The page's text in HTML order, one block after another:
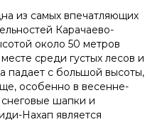
из самых впечатляющих
Карачаево-
около 50 метров
среди густых лесов и
падает с большой высоты,
особенно в весенне-
шапки и
Нахап является